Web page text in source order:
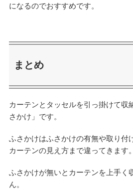
になるのでおすすめです。
まとめ
カーテンとタッセルを引っ掛けて収
さかけ」です。
ふさかけはふさかけの有無や取り付
カーテンの見え方まで違ってきます。
ふさかけが無いとカーテンを上手く
ん。